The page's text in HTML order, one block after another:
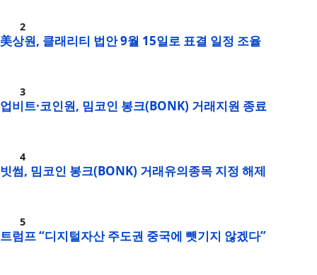
美상원, 클래리티 법안 9월 15일로 표결 일정 조율
업비트·코인원, 밈코인 봉크(BONK) 거래지원 종료
빗썸, 밈코인 봉크(BONK) 거래유의종목 지정 해제
트럼프 “디지털자산 주도권 중국에 뺏기지 않겠다”